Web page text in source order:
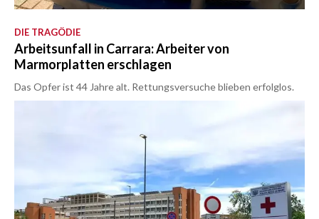
DIE TRAGÖDIE
Arbeitsunfall in Carrara: Arbeiter von
Marmorplatten erschlagen
Das Opfer ist 44 Jahre alt. Rettungsversuche blieben erfolglos.